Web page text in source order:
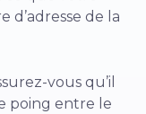
de la
vous qu’il
poing entre le